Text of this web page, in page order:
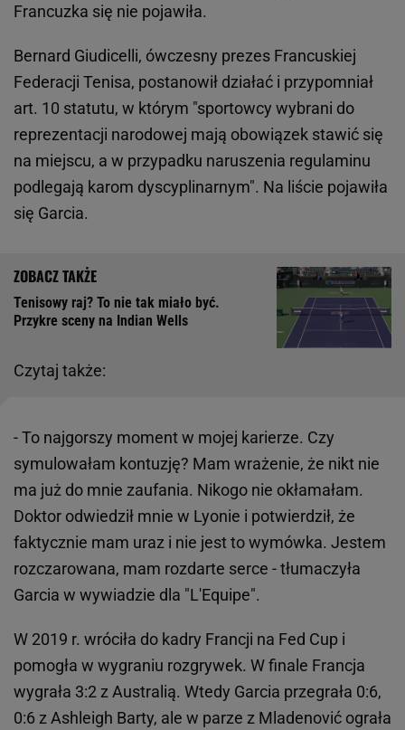
Francuzka się nie pojawiła.
Bernard Giudicelli, ówczesny prezes Francuskiej
Federacji Tenisa, postanowił działać i przypomniał
art. 10 statutu, w którym "sportowcy wybrani do
reprezentacji narodowej mają obowiązek stawić się
na miejscu, a w przypadku naruszenia regulaminu
podlegają karom dyscyplinarnym". Na liście pojawiła
się Garcia.
Czytaj także:
Tenisowy raj? To nie tak miało być.
Przykre sceny na Indian Wells
- To najgorszy moment w mojej karierze. Czy
symulowałam kontuzję? Mam wrażenie, że nikt nie
ma już do mnie zaufania. Nikogo nie okłamałam.
Doktor odwiedził mnie w Lyonie i potwierdził, że
faktycznie mam uraz i nie jest to wymówka. Jestem
rozczarowana, mam rozdarte serce - tłumaczyła
Garcia w wywiadzie dla "L'Equipe".
W 2019 r. wróciła do kadry Francji na Fed Cup i
pomogła w wygraniu rozgrywek. W finale Francja
wygrała 3:2 z Australią. Wtedy Garcia przegrała 0:6,
0:6 z Ashleigh Barty, ale w parze z Mladenović ograła